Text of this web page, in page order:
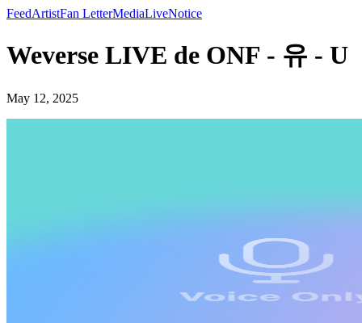
FeedArtistFan LetterMediaLiveNotice
Weverse LIVE de ONF - 유 - U
May 12, 2025